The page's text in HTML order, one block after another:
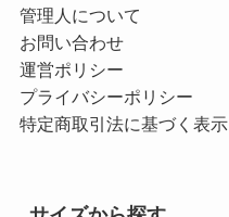
管理人について
お問い合わせ
運営ポリシー
プライバシーポリシー
特定商取引法に基づく表示